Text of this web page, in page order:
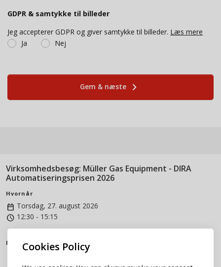
GDPR & samtykke til billeder
Jeg accepterer GDPR og giver samtykke til billeder. Læs mere
Ja
Nej
Gem & næste keyboard_arrow_right
Virksomhedsbesøg: Müller Gas Equipment - DIRA
Automatiseringsprisen 2026
Hvornår
date_range Torsdag, 27. august 2026
access_time 12:30 - 15:15
Beliggenhed
Müller Gas Equipment
Cookies Policy